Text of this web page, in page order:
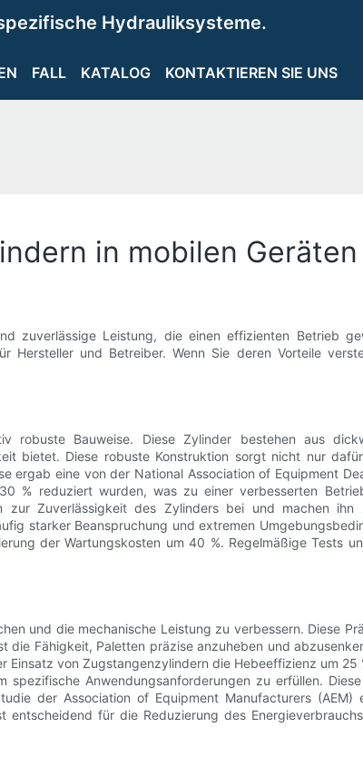
Hydrauliksysteme.
FALL KATALOG KONTAKTIEREN SIE UNS
in mobilen Geräten
zuverlässige Leistung, die einen effizienten Betrieb
Hersteller und Betreiber. Wenn Sie deren Vorteile
robuste Bauweise. Diese Zylinder bestehen aus
bietet. Diese robuste Konstruktion sorgt nicht nur
ergab eine von der National Association of Equipment
% reduziert wurden, was zu einer verbesserten
zur Zuverlässigkeit des Zylinders bei und machen
starker Beanspruchung und extremen
der Wartungskosten um 40 %. Regelmäßige Tests
und die mechanische Leistung zu verbessern. Diese
die Fähigkeit, Paletten präzise anzuheben und
von Zugstangenzylindern die Hebeeffizienz um 25
Anwendungsanforderungen zu erfüllen.
der Association of Equipment Manufacturers (AEM)
für die Reduzierung des